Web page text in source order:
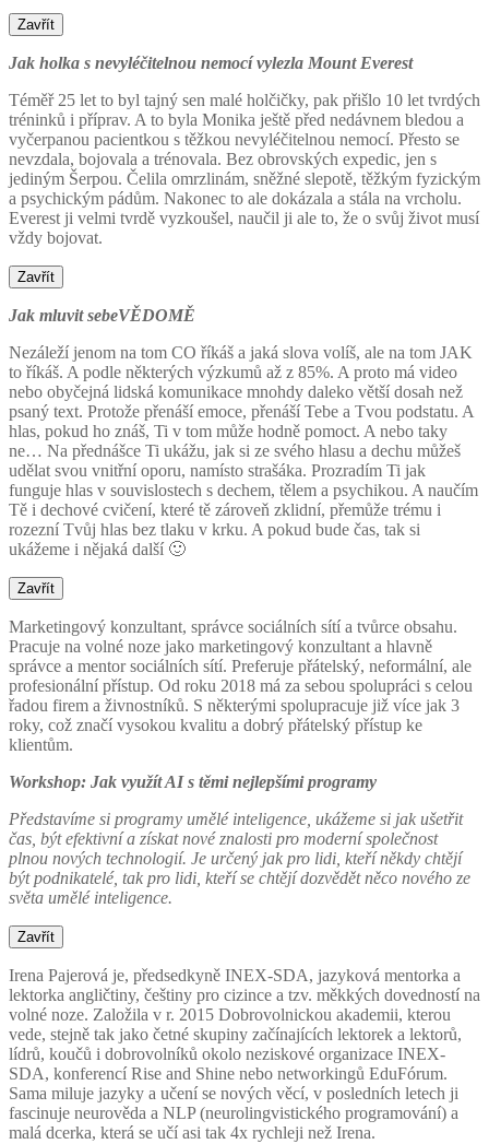
Zavřít
Jak holka s nevyléčitelnou nemocí vylezla Mount Everest
Téměř 25 let to byl tajný sen malé holčičky, pak přišlo 10 let tvrdých
tréninků i příprav. A to byla Monika ještě před nedávnem bledou a
vyčerpanou pacientkou s těžkou nevyléčitelnou nemocí. Přesto se
nevzdala, bojovala a trénovala. Bez obrovských expedic, jen s
jediným Šerpou. Čelila omrzlinám, sněžné slepotě, těžkým fyzickým
a psychickým pádům. Nakonec to ale dokázala a stála na vrcholu.
Everest ji velmi tvrdě vyzkoušel, naučil ji ale to, že o svůj život musí
vždy bojovat.
Zavřít
Jak mluvit sebeVĚDOMĚ
Nezáleží jenom na tom CO říkáš a jaká slova volíš, ale na tom JAK
to říkáš. A podle některých výzkumů až z 85%. A proto má video
nebo obyčejná lidská komunikace mnohdy daleko větší dosah než
psaný text. Protože přenáší emoce, přenáší Tebe a Tvou podstatu. A
hlas, pokud ho znáš, Ti v tom může hodně pomoct. A nebo taky
ne… Na přednášce Ti ukážu, jak si ze svého hlasu a dechu můžeš
udělat svou vnitřní oporu, namísto strašáka. Prozradím Ti jak
funguje hlas v souvislostech s dechem, tělem a psychikou. A naučím
Tě i dechové cvičení, které tě zároveň zklidní, přemůže trému i
rozezní Tvůj hlas bez tlaku v krku. A pokud bude čas, tak si
ukážeme i nějaká další 🙂
Zavřít
Marketingový konzultant, správce sociálních sítí a tvůrce obsahu.
Pracuje na volné noze jako marketingový konzultant a hlavně
správce a mentor sociálních sítí. Preferuje přátelský, neformální, ale
profesionální přístup. Od roku 2018 má za sebou spolupráci s celou
řadou firem a živnostníků. S některými spolupracuje již více jak 3
roky, což značí vysokou kvalitu a dobrý přátelský přístup ke
klientům.
Workshop: Jak využít AI s těmi nejlepšími programy
Představíme si programy umělé inteligence, ukážeme si jak ušetřit
čas, být efektivní a získat nové znalosti pro moderní společnost
plnou nových technologií. Je určený jak pro lidi, kteří někdy chtějí
být podnikatelé, tak pro lidi, kteří se chtějí dozvědět něco nového ze
světa umělé inteligence.
Zavřít
Irena Pajerová je, předsedkyně INEX-SDA, jazyková mentorka a
lektorka angličtiny, češtiny pro cizince a tzv. měkkých dovedností na
volné noze. Založila v r. 2015 Dobrovolnickou akademii, kterou
vede, stejně tak jako četné skupiny začínajících lektorek a lektorů,
lídrů, koučů i dobrovolníků okolo neziskové organizace INEX-
SDA, konferencí Rise and Shine nebo networkingů EduFórum.
Sama miluje jazyky a učení se nových věcí, v posledních letech ji
fascinuje neurověda a NLP (neurolingvistického programování) a
malá dcerka, která se učí asi tak 4x rychleji než Irena.